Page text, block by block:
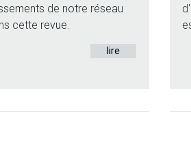
de notre réseau
cette revue.
lire